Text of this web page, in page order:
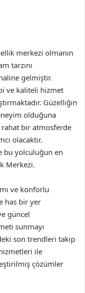
merkezi olmanın
tarzını
gelmiştir.
ve kaliteli hizmet
Güzelliğin
olduğuna
bir atmosferde
olacaktır.
bu yolculuğun en
Merkezi.
ve konforlu
has bir yer
güncel
sunmayı
son trendleri takip
ile
çözümler